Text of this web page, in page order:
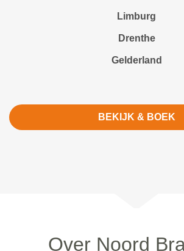
Limburg
Drenthe
Gelderland
BEKIJK & BOEK
Over Noord